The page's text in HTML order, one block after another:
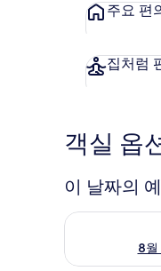
주요 편
집처럼
객실 옵
이 날짜의
8월
오늘 밤 예약